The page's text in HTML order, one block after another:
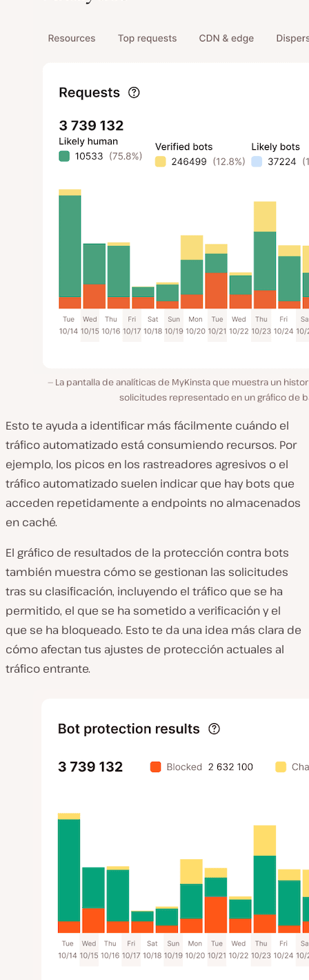
La pantalla de analíticas de MyKinsta que muestra un
solicitudes representado en un gráfico de
Esto te ayuda a identificar más fácilmente cuándo el
tráfico automatizado está consumiendo recursos. Por
ejemplo, los picos en los rastreadores agresivos o el
tráfico automatizado suelen indicar que hay bots que
acceden repetidamente a endpoints no almacenados
en caché.
El gráfico de resultados de la protección contra bots
también muestra cómo se gestionan las solicitudes
tras su clasificación, incluyendo el tráfico que se ha
permitido, el que se ha sometido a verificación y el
que se ha bloqueado. Esto te da una idea más clara de
cómo afectan tus ajustes de protección actuales al
tráfico entrante.